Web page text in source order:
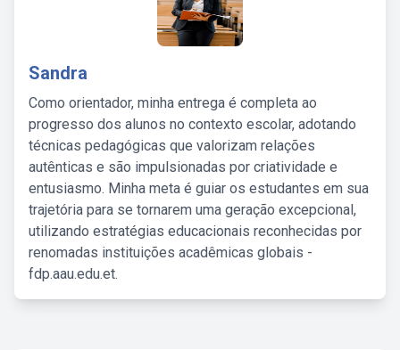
Sandra
Como orientador, minha entrega é completa ao
progresso dos alunos no contexto escolar, adotando
técnicas pedagógicas que valorizam relações
autênticas e são impulsionadas por criatividade e
entusiasmo. Minha meta é guiar os estudantes em sua
trajetória para se tornarem uma geração excepcional,
utilizando estratégias educacionais reconhecidas por
renomadas instituições acadêmicas globais -
fdp.aau.edu.et.